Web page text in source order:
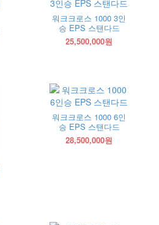
워크크로스 1000 3인
승 EPS 스탠다드
25,500,000원
워크크로스 1000 6인
승 EPS 스탠다드
28,500,000원